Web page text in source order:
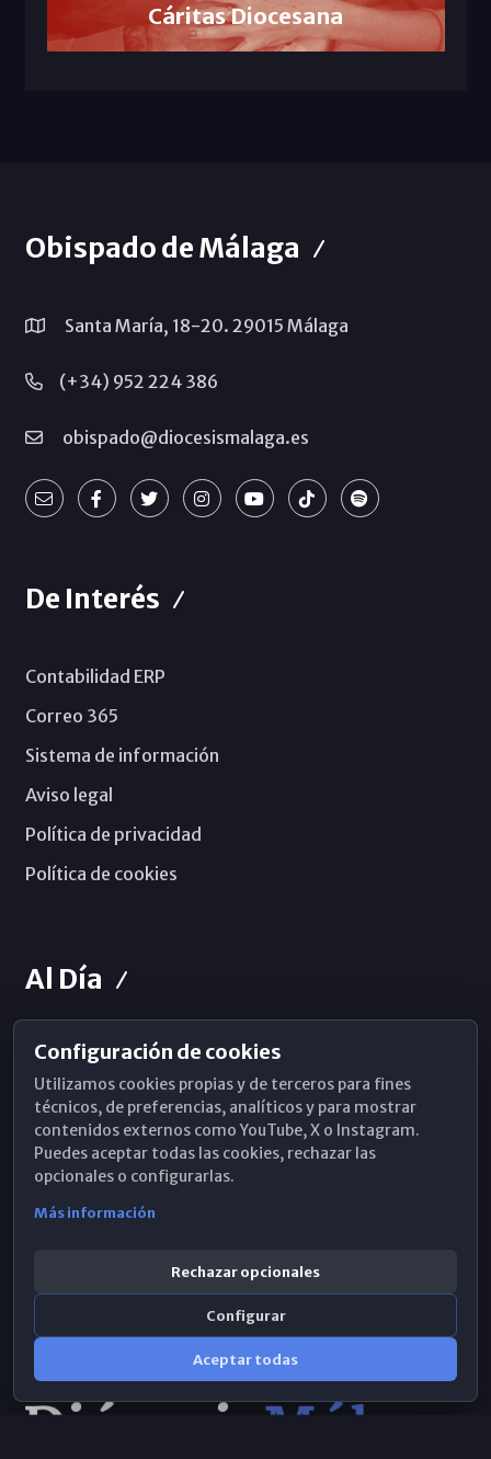
Cáritas Diocesana
Obispado de Málaga
Santa María, 18-20. 29015 Málaga
(+34) 952 224 386
obispado@diocesismalaga.es
De Interés
Contabilidad ERP
Correo 365
Sistema de información
Aviso legal
Política de privacidad
Política de cookies
Al Día
Horarios de Misa
Hemeroteca
WhatsApp
Configuración de cookies
Utilizamos cookies propias y de terceros para fines
técnicos, de preferencias, analíticos y para mostrar
contenidos externos como YouTube, X o Instagram.
Puedes aceptar todas las cookies, rechazar las
opcionales o configurarlas.
Más información
Rechazar opcionales
Configurar
Aceptar todas